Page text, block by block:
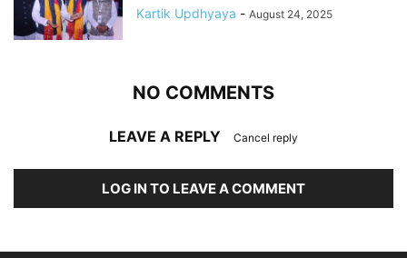
Kartik Updhyaya - August 24, 2025
NO COMMENTS
LEAVE A REPLY Cancel reply
LOG IN TO LEAVE A COMMENT